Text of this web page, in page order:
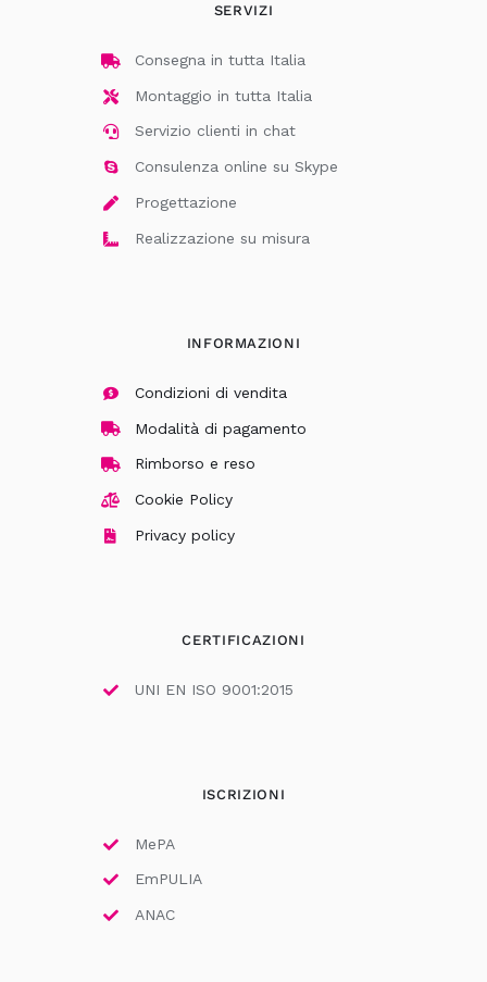
SERVIZI
Consegna in tutta Italia
Montaggio in tutta Italia
Servizio clienti in chat
Consulenza online su Skype
Progettazione
Realizzazione su misura
INFORMAZIONI
Condizioni di vendita
Modalità di pagamento
Rimborso e reso
Cookie Policy
Privacy policy
CERTIFICAZIONI
UNI EN ISO 9001:2015
ISCRIZIONI
MePA
EmPULIA
ANAC